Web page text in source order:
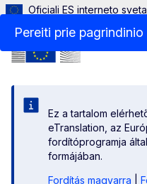
Pereiti prie pagrindinio
Oficiali ES interneto
Ez a tartalom
eTranslation, az
fordítóprogramja
formájában.
Fordítás magyarra
Menu